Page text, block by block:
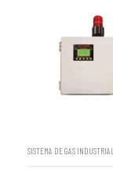
SISTEMA DE GAS INDUSTRIAL